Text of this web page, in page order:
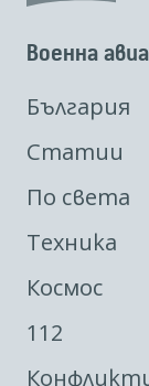
Военна
България
Статии
По света
Техника
Космос
112